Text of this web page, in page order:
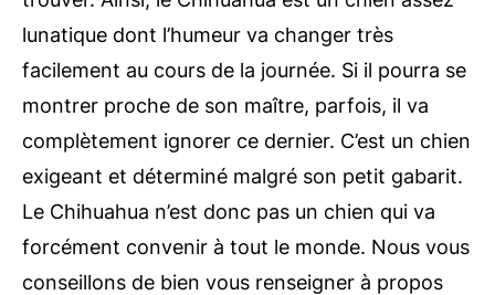
lunatique dont l’humeur va changer très
facilement au cours de la journée. Si il pourra se
montrer proche de son maître, parfois, il va
complètement ignorer ce dernier. C’est un chien
exigeant et déterminé malgré son petit gabarit.
Le Chihuahua n’est donc pas un chien qui va
forcément convenir à tout le monde. Nous vous
conseillons de bien vous renseigner à propos